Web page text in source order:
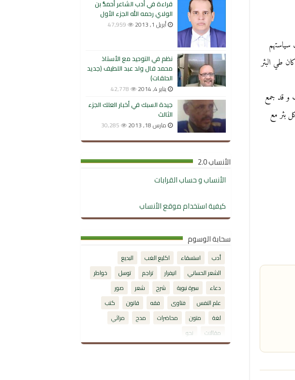
سياستهم
طي البئر
و قد جمع
بئر مع
قراءة في أدب الشاعر أحمدُّ بن
الولاي رحمه الله الجزء الأول
أبريل 1, 2013 47,959
نظم في التوحيد مع الأستاذ
محمد فال ولد عبد اللطيف (جديد
الحلقات)
يناير 4, 2014 42,778
جيدة السبك في أخبار العلك الجزء
الثالث
مارس 18, 2013 30,285
الأنساب 2.0
الأنساب و حساب القرابات
كيفية استخدام موقع الأنساب
سحابة الوسوم
أدب استسقاء اكليع الغب
البديع
الشعر الحساني
انيفرار تراجم توسل
خواطر
دعاء
سيرة نبوية شرح شعر
صور
علم النفس
فتاوى فقه قانون
كتب
لغة
متون محاضرات مدح
مراثي
مقالات
نحو